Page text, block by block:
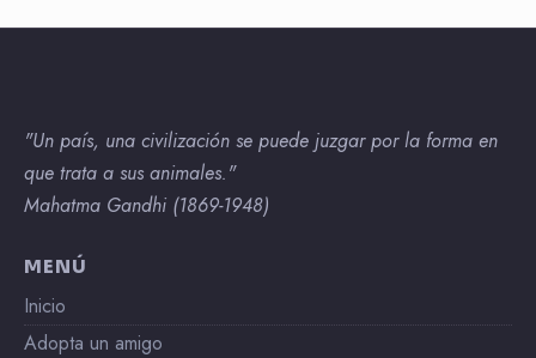
"Un país, una civilización se puede juzgar por la forma en
que trata a sus animales."
Mahatma Gandhi (1869-1948)
MENÚ
Inicio
Adopta un amigo